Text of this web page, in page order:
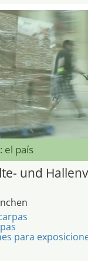
el país
und
para